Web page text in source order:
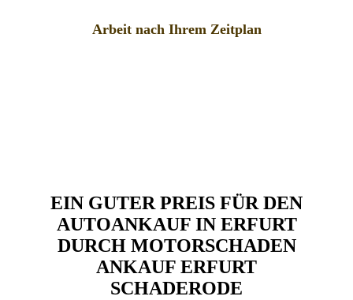
Arbeit nach Ihrem Zeitplan
EIN GUTER PREIS FÜR DEN
AUTOANKAUF IN ERFURT
DURCH MOTORSCHADEN
ANKAUF ERFURT
SCHADERODE